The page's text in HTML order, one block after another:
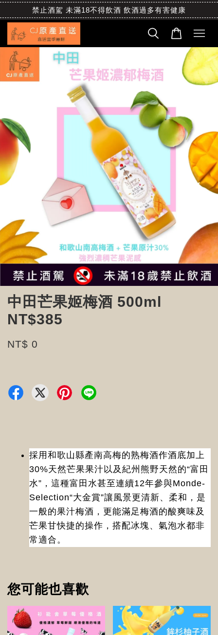
禁止酒駕 未滿18不得飲酒 飲酒過多有害健康
中田芒果姬梅酒 500ml
NT$385
NT$ 0
採用和歌山縣產南高梅的熟梅酒作酒底加上
30%天然芒果果汁以及紀州熊野天然的“富田
水”，這種富田水甚至連續12年參與Monde-
Selection“大金賞”讓風景更清新、柔和，是
一般的果汁梅酒，更能滿足梅酒的酸爽味及
芒果甘快捷的操作，搭配冰塊、氣泡水都非
常適合。
您可能也喜歡